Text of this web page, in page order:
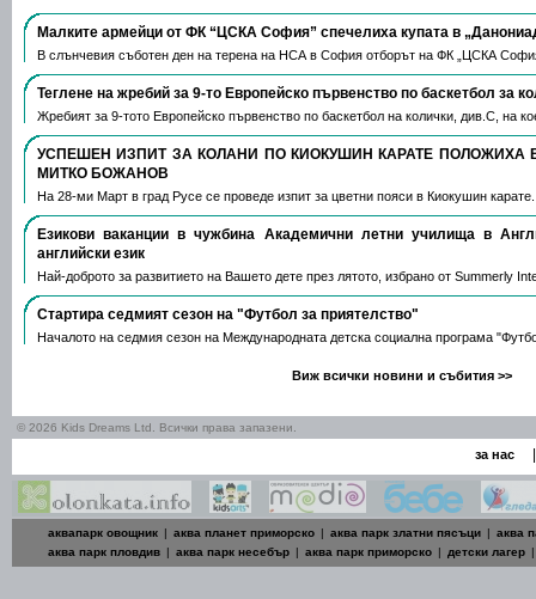
Малките армейци от ФК “ЦСКА София” спечелиха купата в
В слънчевия съботен ден на терена на НСА в София отборът на ФК „ЦСКА
Теглене на жребий за 9-то Европейско първенство по баскетбол за
Жребият за 9-тото Европейско първенство по баскетбол на колички, див.С, на
УСПЕШЕН ИЗПИТ ЗА КОЛАНИ ПО КИОКУШИН КАРАТЕ ПОЛОЖИХА
МИТКО БОЖАНОВ
На 28-ми Март в град Русе се проведе изпит за цветни пояси в Киокушин
Езикови ваканции​ в чужбина Академични летни училища в
английски език
Най-доброто за развитието на Вашето дете през лятото, избрано от Summerly
Стартира седмият сезон на "Футбол за приятелство"
Началото на седмия сезон на Международната детска социална програма
Виж всички новини и събития >>
© 2026 Kids Dreams Ltd. Всички права запазени.
за нас |
аквапарк овощник | аква планет приморско | аква парк златни пясъци | аква
аква парк пловдив | аква парк несебър | аква парк приморско | детски лагер |